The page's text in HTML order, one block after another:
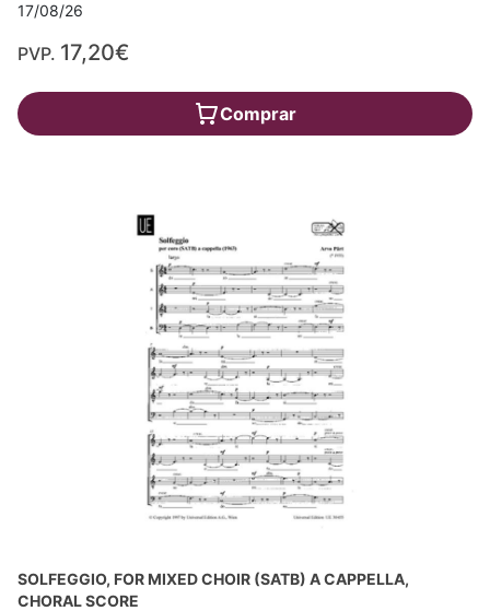
17/08/26
PVP. 17,20€
Comprar
SOLFEGGIO, FOR MIXED CHOIR (SATB) A CAPPELLA,
CHORAL SCORE